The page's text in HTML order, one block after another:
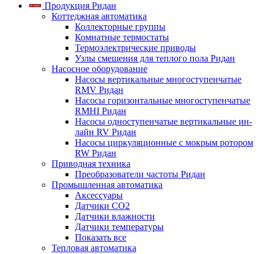
Продукция Ридан
Коттеджная автоматика
Коллекторные группы
Комнатные термостаты
Термоэлектрические приводы
Узлы смешения для теплого пола Ридан
Насосное оборудование
Насосы вертикальные многоступенчатые
RMV Ридан
Насосы горизонтальные многоступенчатые
RMHI Ридан
Насосы одноступенчатые вертикальные ин-
лайн RV Ридан
Насосы циркуляционные с мокрым ротором
RW Ридан
Приводная техника
Преобразователи частоты Ридан
Промышленная автоматика
Аксессуары
Датчики CO2
Датчики влажности
Датчики температуры
Показать все
Тепловая автоматика